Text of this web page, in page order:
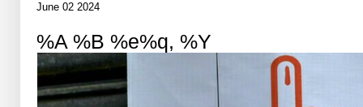
June 02 2024
%A %B %e%q, %Y